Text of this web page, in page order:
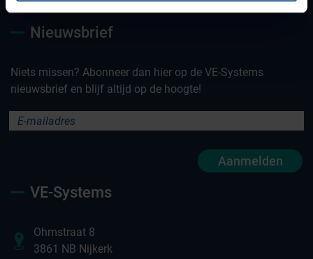
Nieuwsbrief
Niets missen? Abonneer dan hier op de VE-Systems
nieuwsbrief en blijf altijd op de hoogte!
Aanmelden
VE-Systems
Ohmstraat 8
3861 NB Nijkerk